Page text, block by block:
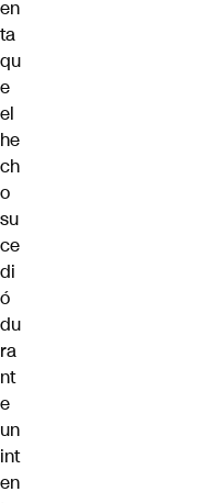
en
ta
qu
e
el
he
ch
o
su
ce
di
ó
du
ra
nt
e
un
int
en